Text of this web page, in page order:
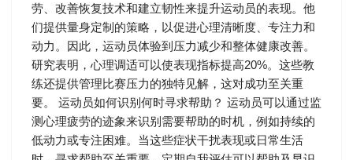
劳、改善恢复技术和建立韧性来提升运动员的表现。他
们提供量身定制的策略，以促进心理清晰度、专注力和
动力。因此，运动员体验到压力减少和整体健康改善。
研究表明，心理调适可以使表现指标提高20%。这些教
练还提供管理比赛压力的独特见解，这对成功至关重
要。 运动员如何识别何时寻求帮助？ 运动员可以通过监
测心理疲劳的迹象来识别需要帮助的时机，例如持续的
低动力或专注困难。当这些症状干扰表现或日常生活